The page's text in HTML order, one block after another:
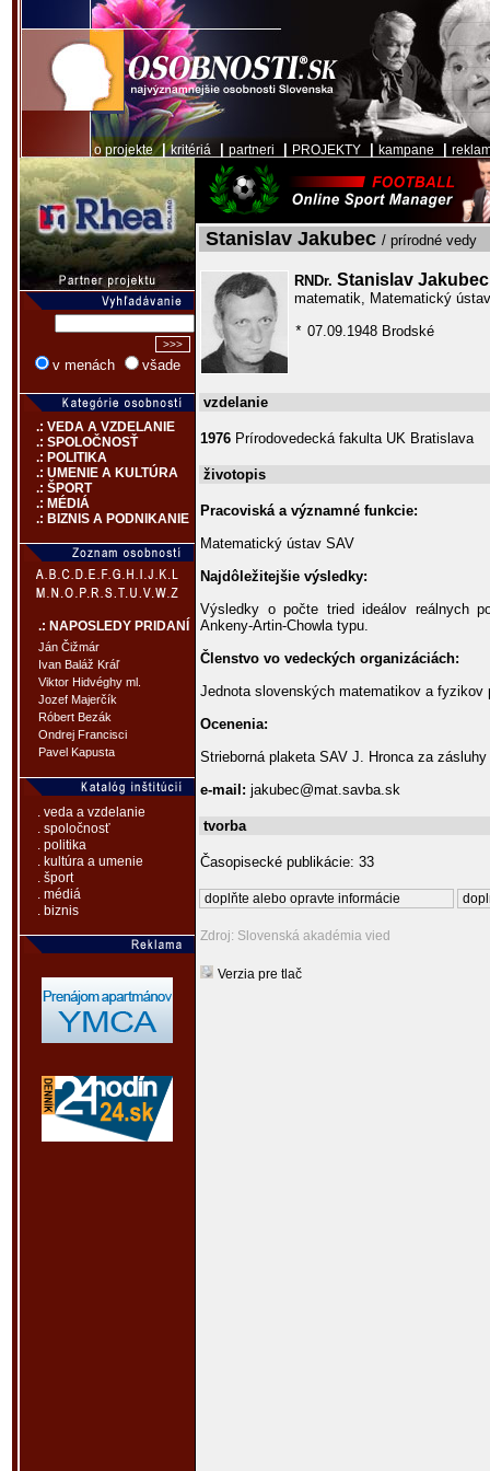
o projekte|kritériá partneri PROJEKTY kampane
v menách všade
.: VEDA A VZDELANIE
.: SPOLOČNOSŤ
.: POLITIKA
.: UMENIE A KULTÚRA
.: ŠPORT
.: MÉDIÁ
.: BIZNIS A PODNIKANIE
.: NAPOSLEDY PRIDANÍ
Ján Čižmár
Ivan Baláž Kráľ
Viktor Hidvéghy ml.
Jozef Majerčík
Róbert Bezák
Ondrej Francisci
Pavel Kapusta
. veda a vzdelanie
. spoločnosť
. politika
. kultúra a umenie
. šport
. médiá
. biznis
Stanislav Jakubec / prírodné vedy
RNDr. Stanislav
matematik, Matematický
* 07.09.1948 Brodské
vzdelanie
1976 Prírodovedecká fakulta UK Bratislava
životopis
Pracoviská a významné funkcie:
Matematický ústav SAV
Najdôležitejšie výsledky:
Výsledky o počte tried ideálov reálnych
Ankeny-Artin-Chowla typu.
Členstvo vo vedeckých organizáciách:
Jednota slovenských matematikov a fyzikov
Ocenenia:
Strieborná plaketa SAV J. Hronca za
e-mail: jakubec@mat.savba.sk
tvorba
Časopisecké publikácie: 33
doplňte alebo opravte informácie
Zdroj: Slovenská akadémia vied
Verzia pre tlač